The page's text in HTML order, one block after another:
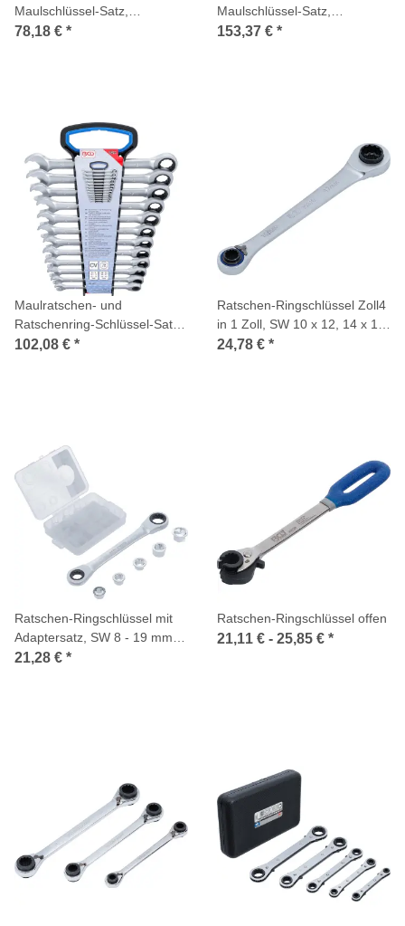
Maulschlüssel-Satz,
abwinkelbar, SW 8 - 19 mm,
78,18 € *
Maulschlüssel-Satz,
abwinkelbar, SW 8-19 mm,
153,37 € *
Maulratschen- und
Ratschenring-Schlüssel-Satz,
8 - 19 mm, 12-tlg.
102,08 € *
Ratschen-Ringschlüssel Zoll4
in 1 Zoll, SW 10 x 12, 14 x 17
mm
24,78 € *
Ratschen-Ringschlüssel mit
Adaptersatz, SW 8 - 19 mm,
6-tlg.
21,28 € *
Ratschen-Ringschlüssel offen
21,11 € - 25,85 € *